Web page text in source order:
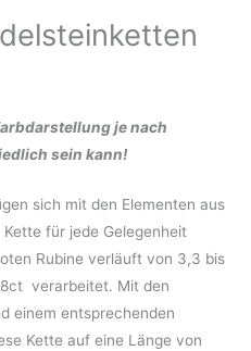
je nach
sein kann!
sich mit den Elementen aus
für jede Gelegenheit
Rubine verläuft von 3,3 bis
verarbeitet. Mit den
einem entsprechenden
Kette auf eine Länge von